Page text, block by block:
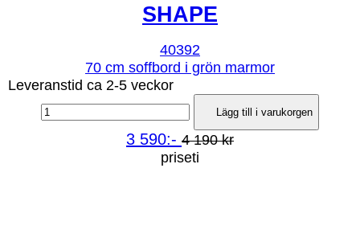
SHAPE
40392
70 cm soffbord i grön marmor
Leveranstid ca 2-5 veckor
Lägg till i varukorgen
3 590:- 4 190 kr
priseti